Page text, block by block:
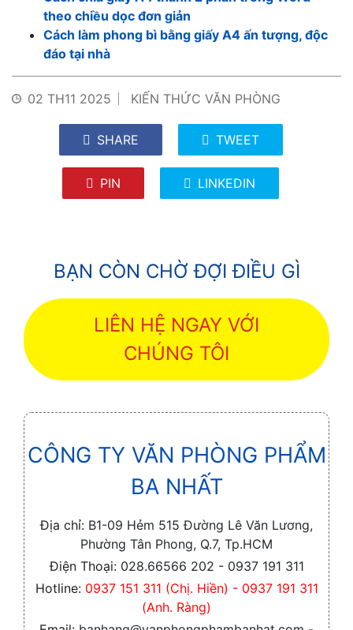
theo chiều dọc đơn giản
Cách làm phong bì bằng giấy A4 ấn tượng, độc
đáo tại nhà
02 TH11 2025 KIẾN THỨC VĂN PHÒNG
SHARE TWEET
PIN LINKEDIN
BẠN CÒN CHỜ ĐỢI ĐIỀU GÌ
LIÊN HỆ NGAY VỚI
CHÚNG TÔI
CÔNG TY VĂN PHÒNG PHẨM
BA NHẤT
Địa chỉ: B1-09 Hẻm 515 Đường Lê Văn Lương,
Phường Tân Phong, Q.7, Tp.HCM
Điện Thoại: 028.66566 202 - 0937 191 311
Hotline: 0937 151 311 (Chị. Hiền) - 0937 191 311
(Anh. Ràng)